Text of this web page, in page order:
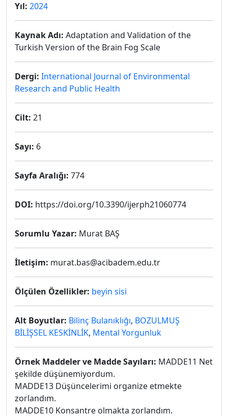
Yıl: 2024
Kaynak Adı: Adaptation and Validation of the
Turkish Version of the Brain Fog Scale
Dergi: International Journal of Environmental
Research and Public Health
Cilt: 21
Sayı: 6
Sayfa Aralığı: 774
DOI: https://doi.org/10.3390/ijerph21060774
Sorumlu Yazar: Murat BAŞ
İletişim: murat.bas@acibadem.edu.tr
Ölçülen Özellikler: beyin sisi
Alt Boyutlar: Bilinç Bulanıklığı, BOZULMUŞ
BİLİŞSEL KESKİNLİK, Mental Yorgunluk
Örnek Maddeler ve Madde Sayıları: MADDE11 Net
şekilde düşünemiyordum.
MADDE13 Düşüncelerimi organize etmekte
zorlandım.
MADDE10 Konsantre olmakta zorlandım.